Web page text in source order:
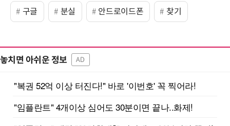
구글 분실 안드로이드폰 찾기
놓치면 아쉬운 정보 AD